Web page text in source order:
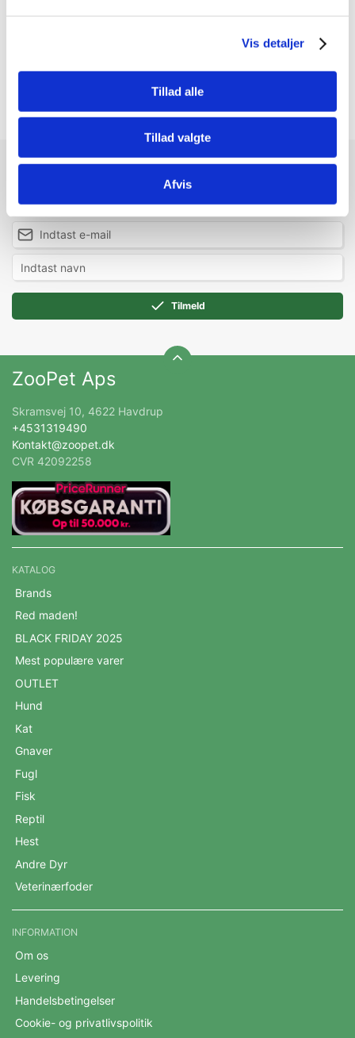
Vis detaljer
Tillad alle
Tillad valgte
Afvis
Specifikationer
Modtag vores nyhedsbrev
Tilmeld
ZooPet Aps
Skramsvej 10, 4622 Havdrup
+4531319490
Kontakt@zoopet.dk
CVR 42092258
KATALOG
Brands
Red maden!
BLACK FRIDAY 2025
Mest populære varer
OUTLET
Hund
Kat
Gnaver
Fugl
Fisk
Reptil
Hest
Andre Dyr
Veterinærfoder
INFORMATION
Om os
Levering
Handelsbetingelser
Cookie- og privatlivspolitik